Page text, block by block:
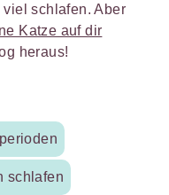
schlafen. Aber
Katze auf dir
heraus!
schlafen